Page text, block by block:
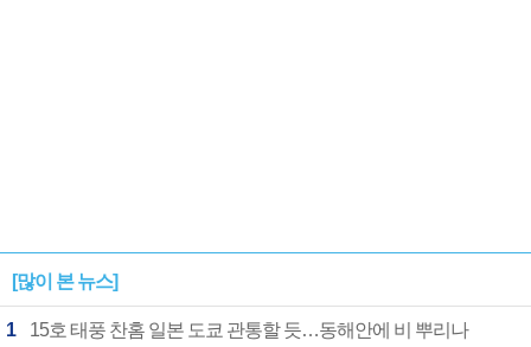
[많이 본 뉴스]
1 15호 태풍 찬홈 일본 도쿄 관통할 듯…동해안에 비 뿌리나